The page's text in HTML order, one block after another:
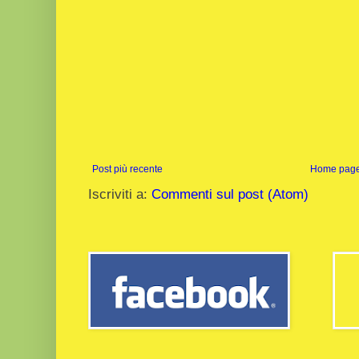
Post più recente Home
Iscriviti a: Commenti sul post (Atom)